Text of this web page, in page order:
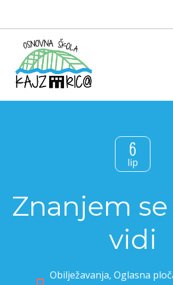
6
lip
Znanjem
vidi
Obilježavanja, Oglasna